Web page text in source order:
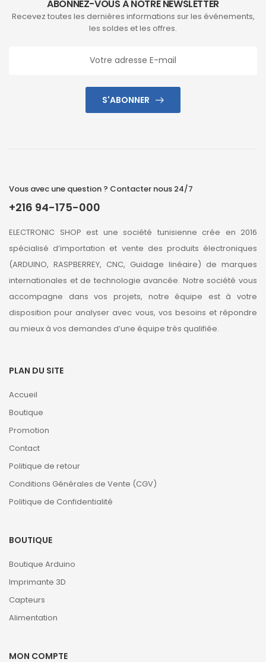
ABONNEZ-VOUS À NOTRE NEWSLETTER
Recevez toutes les dernières informations sur les événements,
les soldes et les offres.
S'ABONNER
Vous avec une question ? Contacter nous 24/7
+216 94-175-000
ELECTRONIC SHOP est une société tunisienne crée en 2016
spécialisé d’importation et vente des produits électroniques
(ARDUINO, RASPBERREY, CNC, Guidage linéaire) de marques
internationales et de technologie avancée. Notre société vous
accompagne dans vos projets, notre équipe est à votre
disposition pour analyser avec vous, vos besoins et répondre
au mieux à vos demandes d’une équipe très qualifiée.
PLAN DU SITE
Accueil
Boutique
Promotion
Contact
Politique de retour
Conditions Générales de Vente (CGV)
Politique de Confidentialité
BOUTIQUE
Boutique Arduino
Imprimante 3D
Capteurs
Alimentation
MON COMPTE